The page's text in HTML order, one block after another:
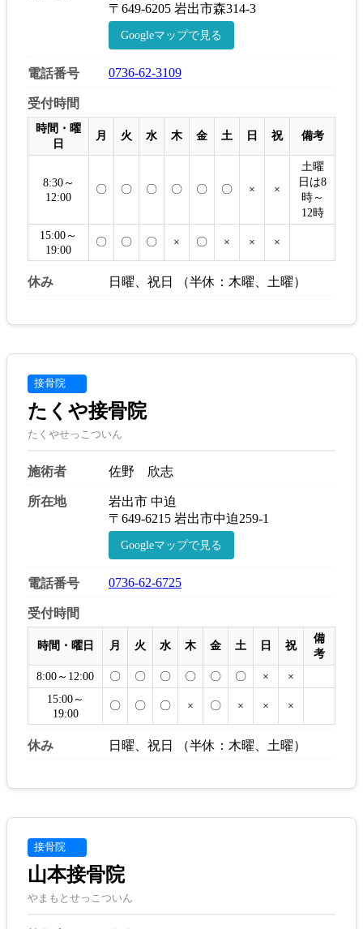
〒649-6205 岩出市森314-3
Googleマップで見る
電話番号 0736-62-3109
受付時間
時間・曜
日
月 火 水 木 金 土 日 祝 備考
8:30～
12:00
〇 〇 〇 〇 〇 〇 × ×
土曜
日は8
時～
12時
15:00～
19:00
〇 〇 〇 × 〇 × × ×
休み 日曜、祝日 （半休：木曜、土曜）
接骨院
たくや接骨院
たくやせっこついん
施術者 佐野 欣志
所在地
岩出市 中迫
〒649-6215 岩出市中迫259-1
Googleマップで見る
電話番号 0736-62-6725
受付時間
時間・曜日 月 火 水 木 金 土 日 祝
備
考
8:00～12:00
〇 〇 〇 〇 〇 〇 ×
×
15:00～
19:00
〇 〇 〇 × 〇 × × ×
休み 日曜、祝日 （半休：木曜、土曜）
接骨院
山本接骨院
やまもとせっこついん